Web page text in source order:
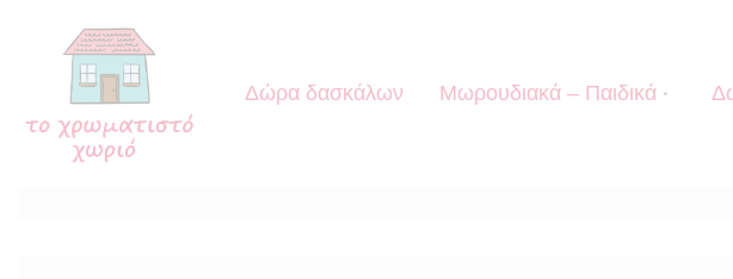
Δώρα δασκάλων Μωρουδιακά – Παιδικά